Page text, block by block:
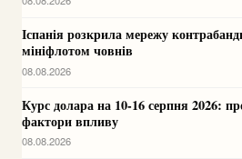
Іспанія розкрила мережу
мініфлотом човнів
08.08.2026
Курс долара на 10-16 серпня 2026:
фактори впливу
08.08.2026